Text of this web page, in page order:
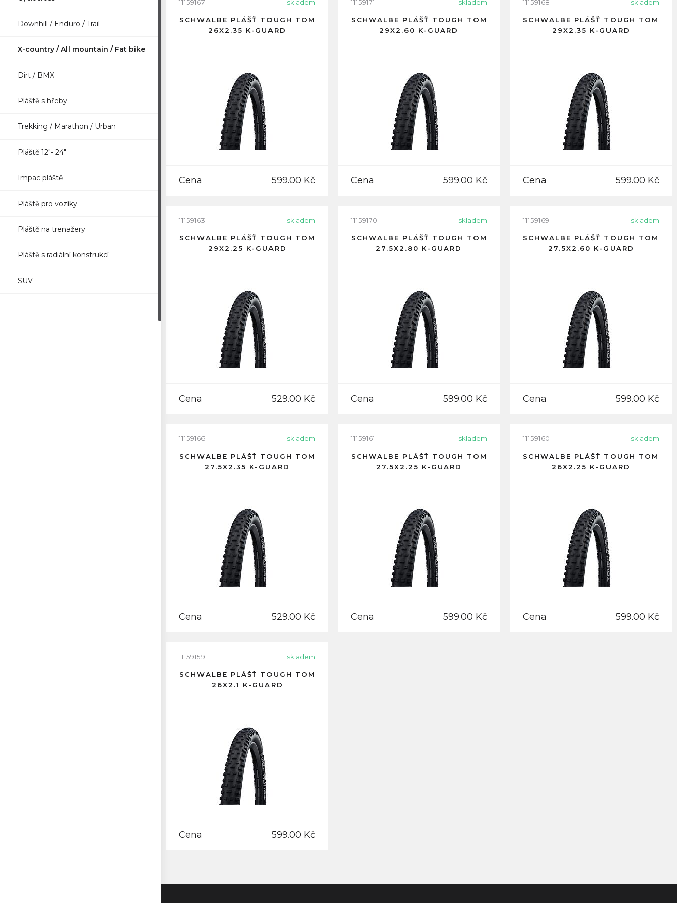
Downhill / Enduro / Trail
X-country / All mountain / Fat bike
Dirt / BMX
Pláště s hřeby
Trekking / Marathon / Urban
Pláště 12"- 24"
Impac pláště
Pláště pro vozíky
Pláště na trenažery
Pláště s radiální konstrukcí
SUV
11159167 skladem
SCHWALBE PLÁŠŤ TOUGH TOM
26X2.35 K-GUARD
Cena 599.00 Kč
11159171 skladem
SCHWALBE PLÁŠŤ TOUGH TOM
29X2.60 K-GUARD
Cena 599.00 Kč
11159168 skladem
SCHWALBE PLÁŠŤ TOUGH TOM
29X2.35 K-GUARD
Cena 599.00 Kč
11159163 skladem
SCHWALBE PLÁŠŤ TOUGH TOM
29X2.25 K-GUARD
Cena 529.00 Kč
11159170 skladem
SCHWALBE PLÁŠŤ TOUGH TOM
27.5X2.80 K-GUARD
Cena 599.00 Kč
11159169 skladem
SCHWALBE PLÁŠŤ TOUGH TOM
27.5X2.60 K-GUARD
Cena 599.00 Kč
11159166 skladem
SCHWALBE PLÁŠŤ TOUGH TOM
27.5X2.35 K-GUARD
Cena 529.00 Kč
11159161 skladem
SCHWALBE PLÁŠŤ TOUGH TOM
27.5X2.25 K-GUARD
Cena 599.00 Kč
11159160 skladem
SCHWALBE PLÁŠŤ TOUGH TOM
26X2.25 K-GUARD
Cena 599.00 Kč
11159159 skladem
SCHWALBE PLÁŠŤ TOUGH TOM
26X2.1 K-GUARD
Cena 599.00 Kč